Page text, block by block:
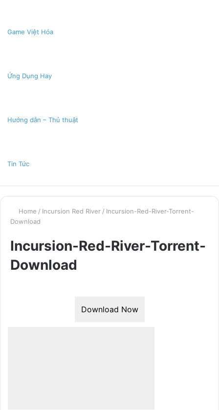
Game Việt Hóa
Ứng Dụng Hay
Hướng dẫn – Thủ thuật
Tin Tức
Home / Incursion Red River / Incursion-Red-River-Torrent-
Download
Incursion-Red-River-Torrent-
Download
Download Now